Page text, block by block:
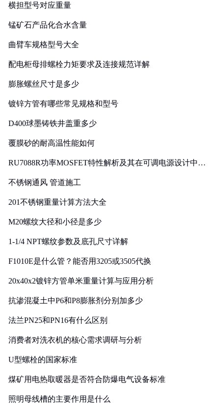
横担型号对应重量
锰矿石产品化合水含量
曲臂车规格型号大全
配电柜母排螺栓力矩要求及连接规范详解
膨胀螺丝尺寸是多少
镀锌方管有哪些常见规格和型号
D400球墨铸铁井盖重多少
覆膜砂的耐高温性能如何
RU7088R功率MOSFET特性解析及其在可调电源设计中的
不锈钢通风 管道施工
201不锈钢重量计算方法大全
M20螺纹大径和小径是多少
1-1/4 NPT螺纹参数及底孔尺寸详解
F1010E是什么管？能否用3205或3505代换
20x40x2镀锌方管单米重量计算与应用分析
抗渗混凝土中P6和P8膨胀剂分别加多少
法兰PN25和PN16有什么区别
消费者对洗衣机的核心需求调研与分析
U型螺栓的国家标准
煤矿用电热取暖器是否符合防爆电气设备标准
照明母线槽的主要作用是什么